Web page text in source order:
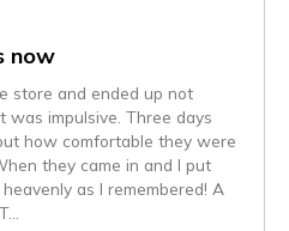
now
store and ended up not
was impulsive. Three days
how comfortable they were
they came in and I put
as I remembered! A
...